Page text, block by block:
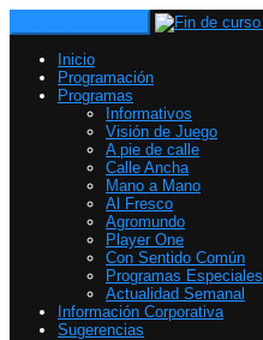
Inicio
Programación
Programas
Informativos
Visión de Juego
A pie de calle
Calle Ancha
Mano a Mano
Al Fresco
Agromundo
Player One
Con Sentido Común
Programas Especiales
Actualidad Semanal
Información Corporativa
Sugerencias